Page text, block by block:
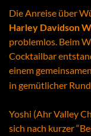
Die Anreise über
Harley Davidson
problemlos. Beim
Cocktailbar
einem
in gemütlicher
Yoshi (Ahr Valley
sich nach kurzer